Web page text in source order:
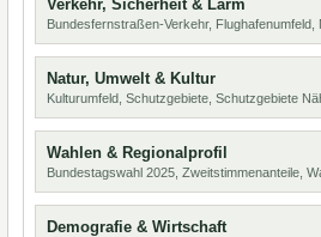
Verkehr, Sicherheit & Lärm
Bundesfernstraßen-Verkehr, Flughafenumfeld,
Natur, Umwelt & Kultur
Kulturumfeld, Schutzgebiete, Schutzgebiete
Wahlen & Regionalprofil
Bundestagswahl 2025, Zweitstimmenanteile,
Demografie & Wirtschaft